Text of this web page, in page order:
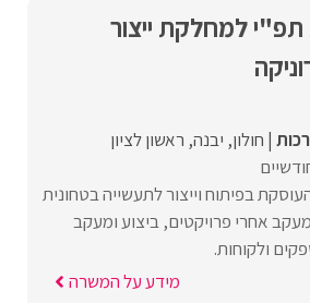
למחלקת ייצור
חולון יבנה ראשון לציון
בפיתוח וייצור לתעשייה בטחונית
אחרי פרויקטים, ביצוע ומעקב
ולקוחות.
מידע על המשרה